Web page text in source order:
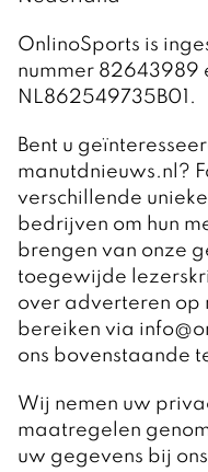
OnlinoSports is
nummer 82643989
NL862549735B01.
Bent u
manutdnieuws.nl?
verschillende
bedrijven om hun
brengen van onze
toegewijde
over adverteren op
bereiken via
ons bovenstaande
Wij nemen uw
maatregelen
uw gegevens bij